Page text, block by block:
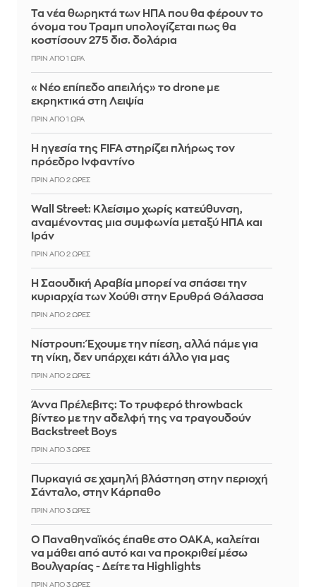
Τα νέα θωρηκτά των ΗΠΑ που θα φέρουν το
όνομα του Τραμπ υπολογίζεται πως θα
κοστίσουν 275 δισ. δολάρια
ΠΡΙΝ ΑΠΌ 1 ΏΡΑ
«Νέο επίπεδο απειλής» το drone με
εκρηκτικά στη Λειψία
ΠΡΙΝ ΑΠΌ 1 ΏΡΑ
Η ηγεσία της FIFA στηρίζει πλήρως τον
πρόεδρο Ινφαντίνο
ΠΡΙΝ ΑΠΌ 2 ΏΡΕΣ
Wall Street: Κλείσιμο χωρίς κατεύθυνση,
αναμένοντας μια συμφωνία μεταξύ ΗΠΑ και
Ιράν
ΠΡΙΝ ΑΠΌ 2 ΏΡΕΣ
Η Σαουδική Αραβία μπορεί να σπάσει την
κυριαρχία των Χούθι στην Ερυθρά Θάλασσα
ΠΡΙΝ ΑΠΌ 2 ΏΡΕΣ
Νίστρουπ: Έχουμε την πίεση, αλλά πάμε για
τη νίκη, δεν υπάρχει κάτι άλλο για μας
ΠΡΙΝ ΑΠΌ 2 ΏΡΕΣ
Άννα Πρέλεβιτς: Το τρυφερό throwback
βίντεο με την αδελφή της να τραγουδούν
Backstreet Boys
ΠΡΙΝ ΑΠΌ 3 ΏΡΕΣ
Πυρκαγιά σε χαμηλή βλάστηση στην περιοχή
Σάνταλο, στην Κάρπαθο
ΠΡΙΝ ΑΠΌ 3 ΏΡΕΣ
Ο Παναθηναϊκός έπαθε στο ΟΑΚΑ, καλείται
να μάθει από αυτό και να προκριθεί μέσω
Βουλγαρίας - Δείτε τα Highlights
ΠΡΙΝ ΑΠΌ 3 ΏΡΕΣ